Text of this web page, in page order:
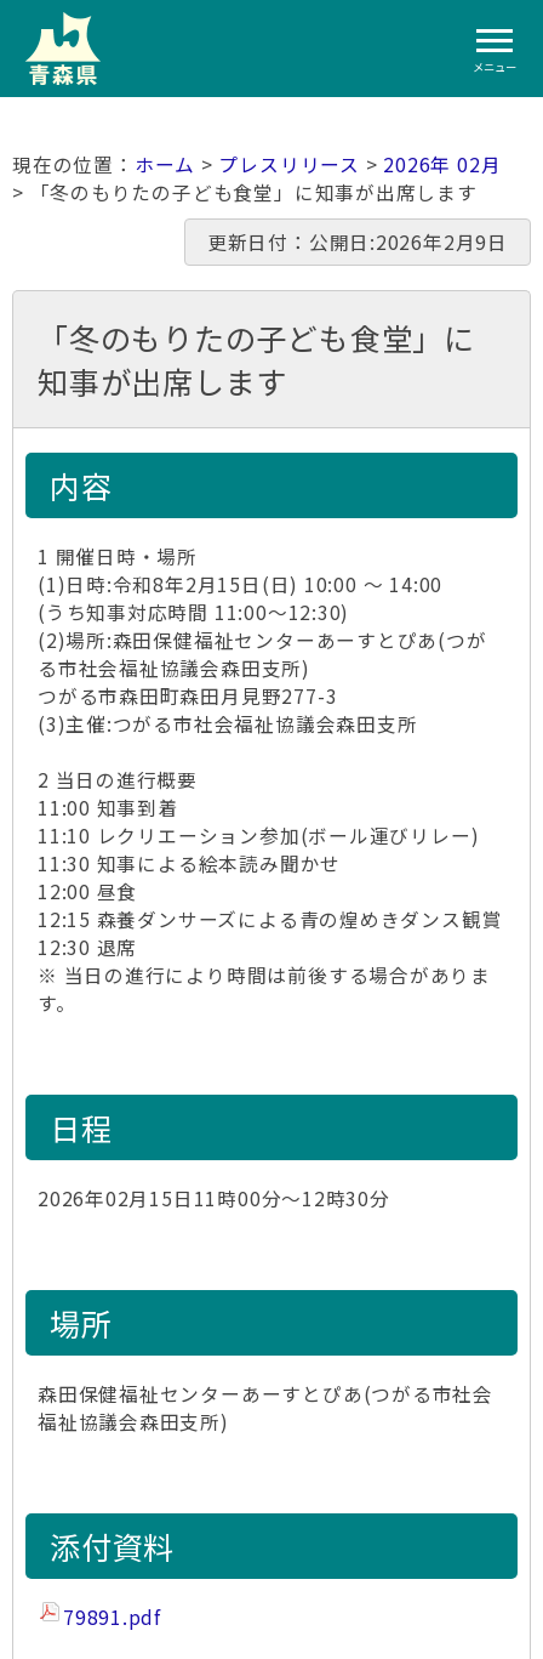
メニュー
ホーム > プレスリリース > 2026年 02月
> 「冬のもりたの子ども食堂」に知事が出席します
更新日付：公開日:2026年2月9日
「冬のもりたの子ども食堂」に
知事が出席します
内容
1 開催日時・場所
(1)日時:令和8年2月15日(日) 10:00 ～ 14:00
(うち知事対応時間 11:00～12:30)
(2)場所:森田保健福祉センターあーすとぴあ(つが
る市社会福祉協議会森田支所)
つがる市森田町森田月見野277-3
(3)主催:つがる市社会福祉協議会森田支所
2 当日の進行概要
11:00 知事到着
11:10 レクリエーション参加(ボール運びリレー)
11:30 知事による絵本読み聞かせ
12:00 昼食
12:15 森養ダンサーズによる青の煌めきダンス観賞
12:30 退席
※ 当日の進行により時間は前後する場合がありま
す。
日程
2026年02月15日11時00分～12時30分
場所
森田保健福祉センターあーすとぴあ(つがる市社会
福祉協議会森田支所)
添付資料
79891.pdf